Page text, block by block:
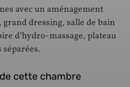
avec un aménagement
dressing, salle de bain
d’hydro-massage, plateau
cette chambre